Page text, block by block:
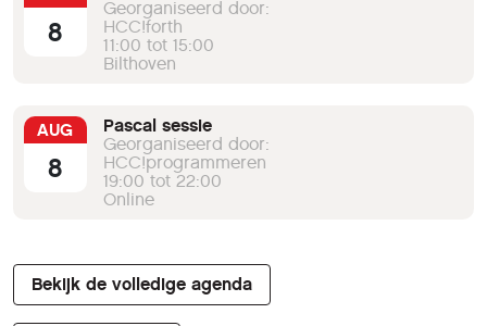
8
Georganiseerd door:
HCC!forth
11:00 tot 15:00
Bilthoven
AUG
8
Pascal sessie
Georganiseerd door:
HCC!programmeren
19:00 tot 22:00
Online
Bekijk de volledige agenda